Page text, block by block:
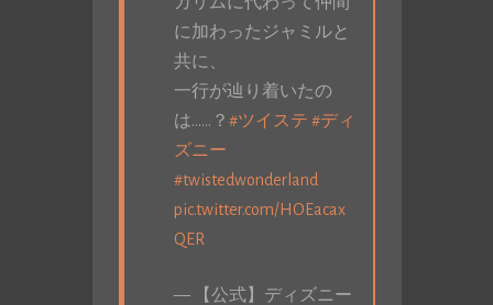
に加わったジャミルと
共に、
一行が辿り着いたの
は……？ #ツイステ #ディ
ズニー
#twistedwonderland
pic.twitter.com/HOEacax
QER
— 【公式】ディズニー